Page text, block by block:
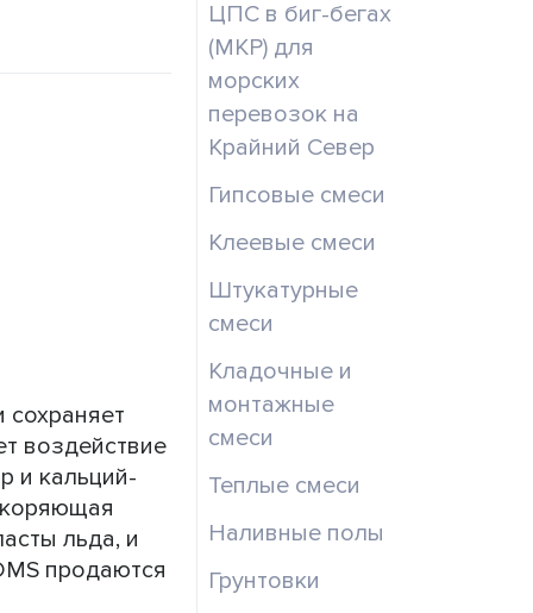
сохраняет
воздействие
и кальций-
льда, и
продаются
ЦПС в биг-бегах
(МКР) для
морских
перевозок на
Крайний Север
Гипсовые смеси
Клеевые смеси
Штукатурные
смеси
Кладочные и
монтажные
смеси
Теплые смеси
Наливные полы
Грунтовки